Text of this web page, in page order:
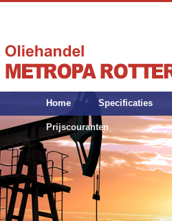
Home Specificaties
Prijscouranten